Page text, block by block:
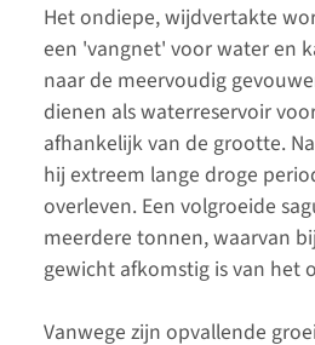
Het ondiepe, wijdvertakte
een 'vangnet' voor water en
naar de meervoudig
dienen als waterreservoir
afhankelijk van de grootte.
hij extreem lange droge
overleven. Een volgroeide
meerdere tonnen, waarvan
gewicht afkomstig is van het
Vanwege zijn opvallende